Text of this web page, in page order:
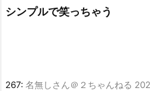
シンプルで笑っちゃう
267: 名無しさん＠２ちゃんねる